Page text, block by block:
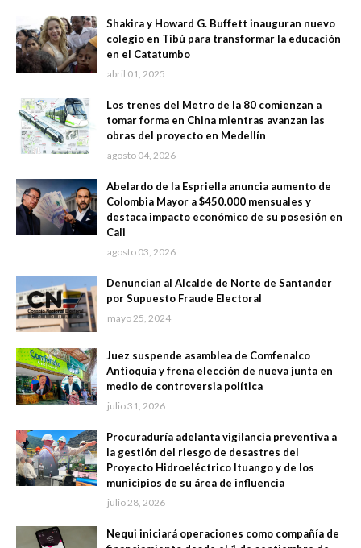
Shakira y Howard G. Buffett inauguran nuevo
colegio en Tibú para transformar la educación
en el Catatumbo
abril 01, 2025
Los trenes del Metro de la 80 comienzan a
tomar forma en China mientras avanzan las
obras del proyecto en Medellín
agosto 04, 2026
Abelardo de la Espriella anuncia aumento de
Colombia Mayor a $450.000 mensuales y
destaca impacto económico de su posesión en
Cali
agosto 03, 2026
Denuncian al Alcalde de Norte de Santander
por Supuesto Fraude Electoral
mayo 25, 2024
Juez suspende asamblea de Comfenalco
Antioquia y frena elección de nueva junta en
medio de controversia política
julio 31, 2026
Procuraduría adelanta vigilancia preventiva a
la gestión del riesgo de desastres del
Proyecto Hidroeléctrico Ituango y de los
municipios de su área de influencia
julio 28, 2026
Nequi iniciará operaciones como compañía de